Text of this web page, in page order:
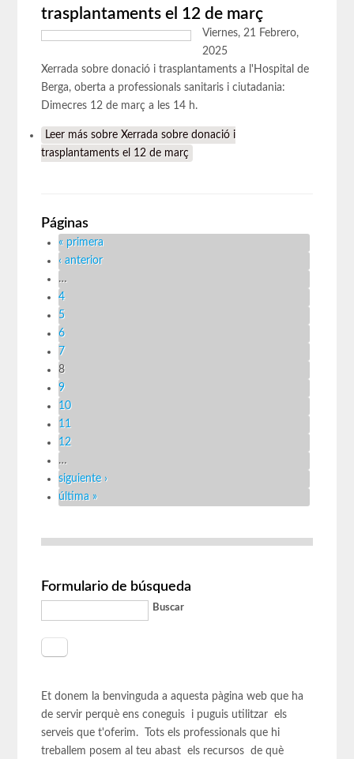
trasplantaments el 12 de març
Viernes, 21 Febrero,
2025
Xerrada sobre donació i trasplantaments a l'Hospital de
Berga, oberta a professionals sanitaris i ciutadania:
Dimecres 12 de març a les 14 h.
Leer más sobre Xerrada sobre donació i
trasplantaments el 12 de març
Páginas
« primera
‹ anterior
…
4
5
6
7
8
9
10
11
12
…
siguiente ›
última »
Formulario de búsqueda
Buscar
Et donem la benvinguda a aquesta pàgina web que ha
de servir perquè ens coneguis i puguis utilitzar els
serveis que t'oferim. Tots els professionals que hi
treballem posem al teu abast els recursos de què